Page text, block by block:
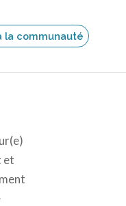
la communauté
et